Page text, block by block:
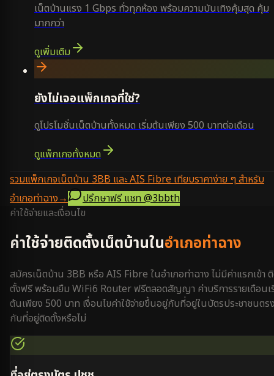
เน็ตบ้านแรง 1 Gbps ทั่วทุกห้อง พร้อมความบันเทิงคุ้มสุด คุ้ม
มากกว่า
ดูเพิ่มเติม
ยังไม่เจอแพ็กเกจที่ใช่?
ดูโปรโมชั่นเน็ตบ้านทั้งหมด เริ่มต้นเพียง 500 บาทต่อเดือน
ดูแพ็กเกจทั้งหมด
รวมแพ็กเกจเน็ตบ้าน 3BB และ AIS Fibre เทียบราคาง่าย ๆ สำหรับ
อำเภอท่าฉาง→ ปรึกษาฟรี แชท@3bbth
ค่าใช้จ่ายและเงื่อนไข
ค่าใช้จ่ายติดตั้งเน็ตบ้านในอำเภอท่าฉาง
สมัครเน็ตบ้าน 3BB หรือ AIS Fibre ในอำเภอท่าฉาง ไม่มีค่าแรกเข้า
ตั้งฟรี พร้อมยืม WiFi6 Router ฟรีตลอดสัญญา ค่าบริการรายเดือนเ
ต้นเพียง 500 บาท เงื่อนไขค่าใช้จ่ายขึ้นอยู่กับที่อยู่ในบัตรประชาชนตร
กับที่อยู่ติดตั้งหรือไม่